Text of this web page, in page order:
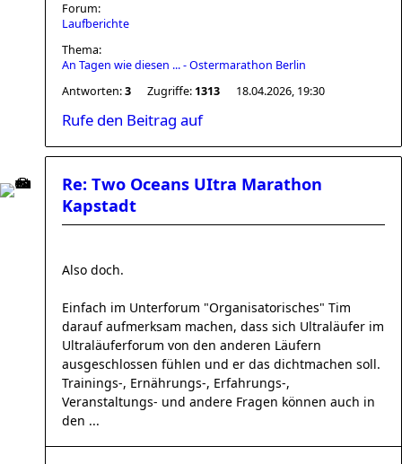
Forum:
Laufberichte
Thema:
An Tagen wie diesen ... - Ostermarathon Berlin
Antworten:3 Zugriffe: 1313 18.04.2026, 19:30
Rufe den Beitrag auf
Re: Two Oceans UItra Marathon
Kapstadt
Also doch.
Einfach im Unterforum "Organisatorisches" Tim
darauf aufmerksam machen, dass sich Ultraläufer im
Ultraläuferforum von den anderen Läufern
ausgeschlossen fühlen und er das dichtmachen soll.
Trainings-, Ernährungs-, Erfahrungs-,
Veranstaltungs- und andere Fragen können auch in
den ...